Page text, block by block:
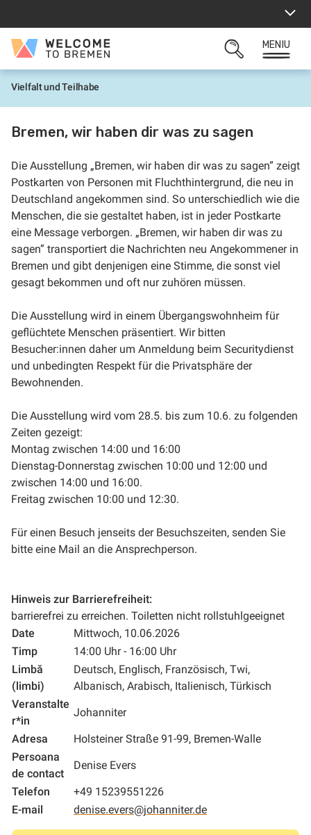
conținut
Welcome
Bremen
CĂUTARE
MENIU
P
m
a
g
i
ă
Vielfalt und Teilhabe
Bremen, wir haben dir was zu sagen
Die Ausstellung „Bremen, wir haben dir was zu sagen” zeigt
Postkarten von Personen mit Fluchthintergrund, die neu in
Deutschland angekommen sind. So unterschiedlich wie die
Menschen, die sie gestaltet haben, ist in jeder Postkarte
eine Message verborgen. „Bremen, wir haben dir was zu
sagen” transportiert die Nachrichten neu Angekommener in
Bremen und gibt denjenigen eine Stimme, die sonst viel
gesagt bekommen und oft nur zuhören müssen.
Die Ausstellung wird in einem Übergangswohnheim für
geflüchtete Menschen präsentiert. Wir bitten
Besucher:innen daher um Anmeldung beim Securitydienst
und unbedingten Respekt für die Privatsphäre der
Bewohnenden.
Die Ausstellung wird vom 28.5. bis zum 10.6. zu folgenden
Zeiten gezeigt:
Montag zwischen 14:00 und 16:00
Dienstag-Donnerstag zwischen 10:00 und 12:00 und
zwischen 14:00 und 16:00.
Freitag zwischen 10:00 und 12:30.
Für einen Besuch jenseits der Besuchszeiten, senden Sie
bitte eine Mail an die Ansprechperson.
Hinweis zur Barrierefreiheit:
barrierefrei zu erreichen. Toiletten nicht rollstuhlgeeignet
Date
Mittwoch, 10.06.2026
Timp
14:00 Uhr - 16:00 Uhr
Limbă
(limbi)
Deutsch, Englisch, Französisch, Twi,
Albanisch, Arabisch, Italienisch, Türkisch
Veranstalte
r*in
Johanniter
Adresa
Holsteiner Straße 91-99, Bremen-Walle
Persoana
de contact
Denise Evers
Telefon
+49 15239551226
E-mail
denise.evers@johanniter.de